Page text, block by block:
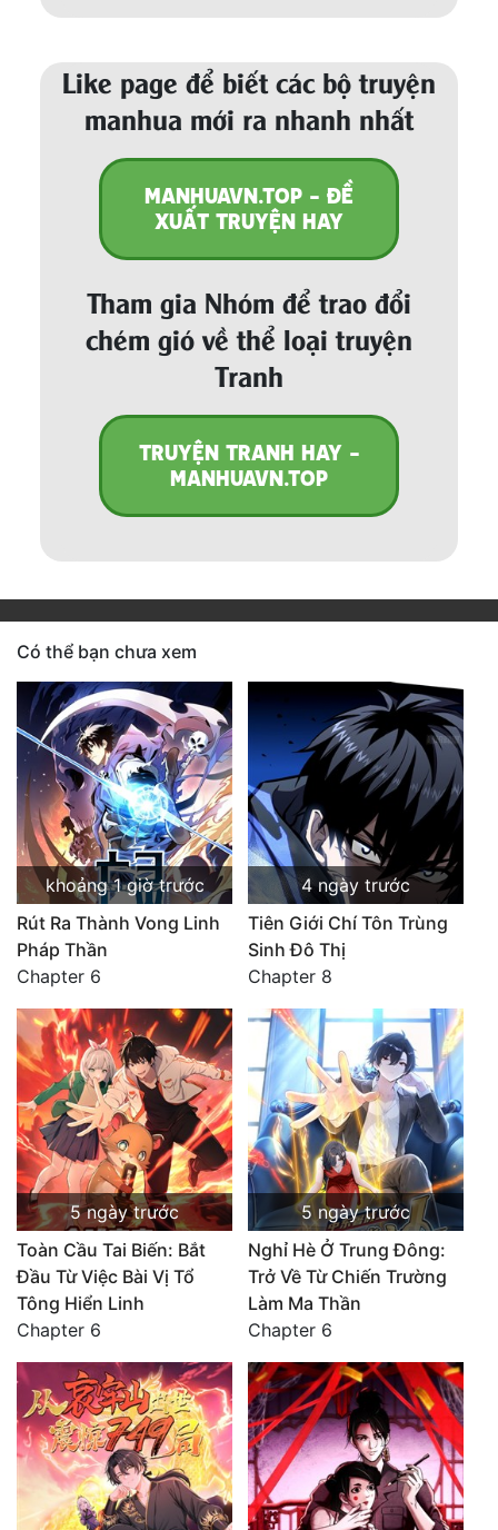
Like page để biết các bộ truyện
manhua mới ra nhanh nhất
MANHUAVN.TOP - ĐỀ
XUẤT TRUYỆN HAY
Tham gia Nhóm để trao đổi
chém gió về thể loại truyện
Tranh
TRUYỆN TRANH HAY -
MANHUAVN.TOP
Có thể bạn chưa xem
khoảng 1 giờ trước
Rút Ra Thành Vong Linh
Pháp Thần
Chapter 6
4 ngày trước
Tiên Giới Chí Tôn Trùng
Sinh Đô Thị
Chapter 8
5 ngày trước
Toàn Cầu Tai Biến: Bắt
Đầu Từ Việc Bài Vị Tổ
Tông Hiển Linh
Chapter 6
5 ngày trước
Nghỉ Hè Ở Trung Đông:
Trở Về Từ Chiến Trường
Làm Ma Thần
Chapter 6